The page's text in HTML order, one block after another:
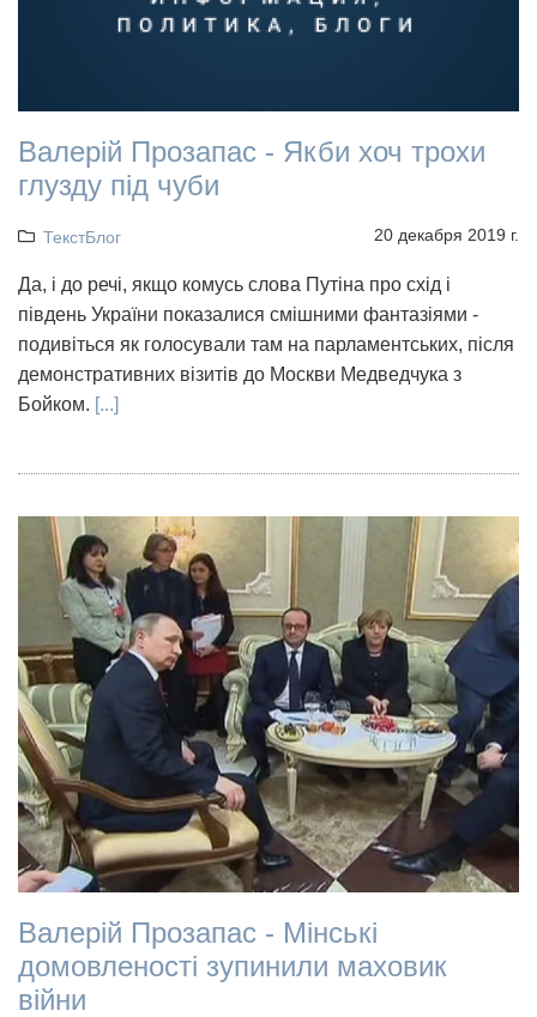
Валерій Прозапас - Якби хоч трохи
глузду під чуби
ТекстБлог 20 декабря 2019 г.
Да, і до речі, якщо комусь слова Путіна про схід і
південь України показалися смішними фантазіями -
подивіться як голосували там на парламентських, після
демонстративних візитів до Москви Медведчука з
Бойком. [...]
Валерій Прозапас - Мінські
домовленості зупинили маховик
війни